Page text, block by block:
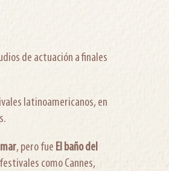
de actuación a finales
latinoamericanos, en
, pero fue El baño del
como Cannes,